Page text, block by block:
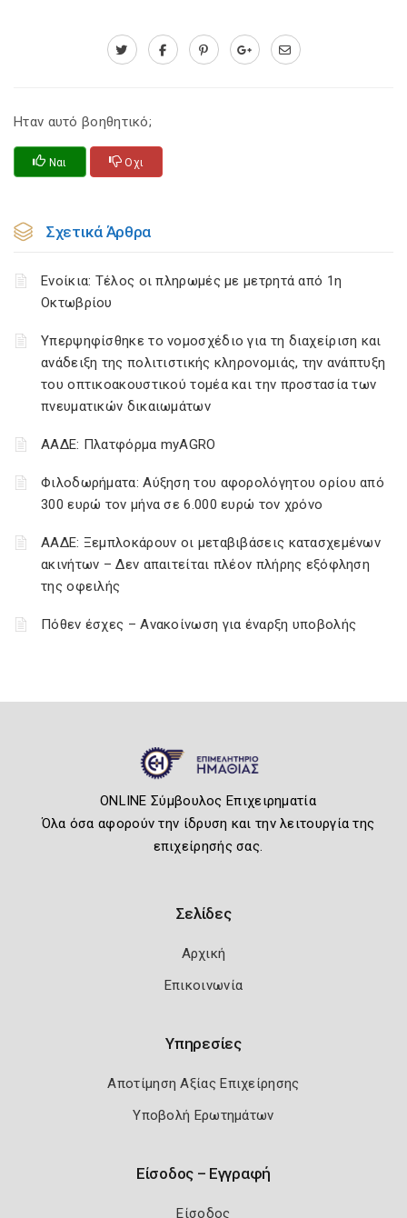
Ηταν αυτό βοηθητικό;
Ναι Οχι
Σχετικά Άρθρα
Ενοίκια: Τέλος οι πληρωμές με μετρητά από 1η
Οκτωβρίου
Υπερψηφίσθηκε το νομοσχέδιο για τη διαχείριση και
ανάδειξη της πολιτιστικής κληρονομιάς, την ανάπτυξη
του οπτικοακουστικού τομέα και την προστασία των
πνευματικών δικαιωμάτων
ΑΑΔΕ: Πλατφόρμα myAGRO
Φιλοδωρήματα: Αύξηση του αφορολόγητου ορίου από
300 ευρώ τον μήνα σε 6.000 ευρώ τον χρόνο
ΑΑΔΕ: Ξεμπλοκάρουν οι μεταβιβάσεις κατασχεμένων
ακινήτων – Δεν απαιτείται πλέον πλήρης εξόφληση
της οφειλής
Πόθεν έσχες – Ανακοίνωση για έναρξη υποβολής
ONLINE Σύμβουλος Επιχειρηματία
Όλα όσα αφορούν την ίδρυση και την λειτουργία της
επιχείρησής σας.
Σελίδες
Αρχική
Επικοινωνία
Υπηρεσίες
Αποτίμηση Αξίας Επιχείρησης
Υποβολή Ερωτημάτων
Είσοδος – Εγγραφή
Είσοδος